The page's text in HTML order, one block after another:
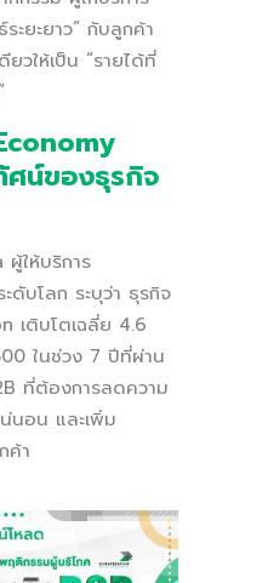
ะยะยาว” กับลูกค้า
ยวให้เป็น “รายได้ที่
ศน์ของธุรกิจ
ให้บริการ
บโลก ระบุว่า ธุรกิจ
เติบโตเฉลี่ย 4.6
ในช่วง 7 ปีที่ผ่าน
ที่ต้องการลดความ
นอน และเพิ่ม
ค้า